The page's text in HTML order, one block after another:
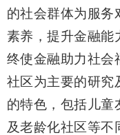
的社会群体为服务
素养，提升金融能
终使金融助力社会
社区为主要的研究
的特色 ，包括 儿童
及老龄化社区等不